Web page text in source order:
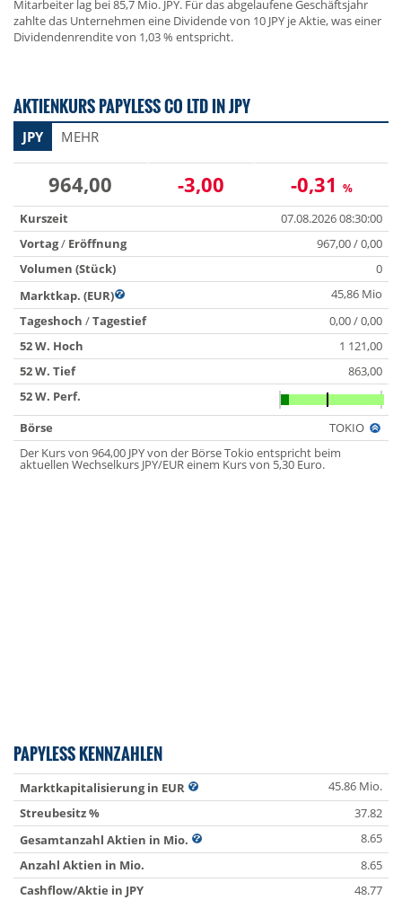
Mitarbeiter lag bei 85,7 Mio. JPY. Für das abgelaufene Geschäftsjahr
zahlte das Unternehmen eine Dividende von 10 JPY je Aktie, was einer
Dividendenrendite von 1,03 % entspricht.
AKTIENKURS PAPYLESS CO LTD IN JPY
JPY MEHR
964,00 -3,00 -0,31 %
Kurszeit
07.08.2026 08:30:00
Vortag/ Eröffnung
967,00 / 0,00
Volumen (Stück)
0
Marktkap. (EUR)
45,86 Mio
Tageshoch /Tagestief
0,00 / 0,00
52 W. Hoch
1 121,00
52 W. Tief
863,00
52 W. Perf.
Börse
TOKIO
Der Kurs von 964,00 JPY von der Börse Tokio entspricht beim
aktuellen Wechselkurs JPY/EUR einem Kurs von 5,30 Euro.
PAPYLESS KENNZAHLEN
Marktkapitalisierung in EUR
45.86 Mio.
Streubesitz %
37.82
Gesamtanzahl Aktien in Mio.
8.65
Anzahl Aktien in Mio.
8.65
Cashflow/Aktie in JPY
48.77